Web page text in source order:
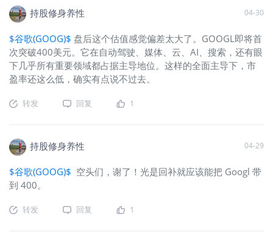
持股修身养性 04-30
$谷歌(GOOG)$ 盘后这个估值感觉偏差太大了。GOOGL即将首
次突破400美元。它在自动驾驶、媒体、云、AI、搜索，还有眼
下几乎所有重要领域都占据主导地位。这样的全面主导下，市
盈率还这么低，确实有点说不过去。
转发 回复 1
持股修身养性 04-29
$谷歌(GOOG)$ 空头们，谢了！光是回补就应该能把 Googl 带
到 400。
转发 回复 1